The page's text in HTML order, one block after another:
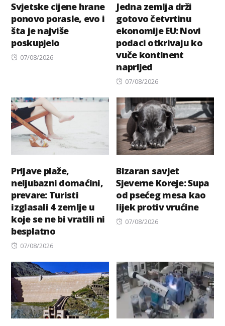
Svjetske cijene hrane
ponovo porasle, evo i
šta je najviše
poskupjelo
Posted
07/08/2026
Jedna zemlja drži
gotovo četvrtinu
ekonomije EU: Novi
podaci otkrivaju ko
vuče kontinent
naprijed
Posted
07/08/2026
Prljave plaže,
neljubazni domaćini,
prevare: Turisti
izglasali 4 zemlje u
koje se ne bi vratili ni
besplatno
Posted
07/08/2026
Bizaran savjet
Sjeverne Koreje: Supa
od psećeg mesa kao
lijek protiv vrućine
Posted
07/08/2026